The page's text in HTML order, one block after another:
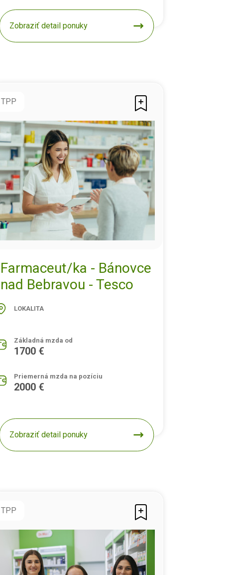
Zobraziť detail ponuky
TPP
Farmaceut/ka - Bánovce
nad Bebravou - Tesco
LOKALITA
Základná mzda od
1700 €
Priemerná mzda na pozíciu
2000 €
Zobraziť detail ponuky
TPP